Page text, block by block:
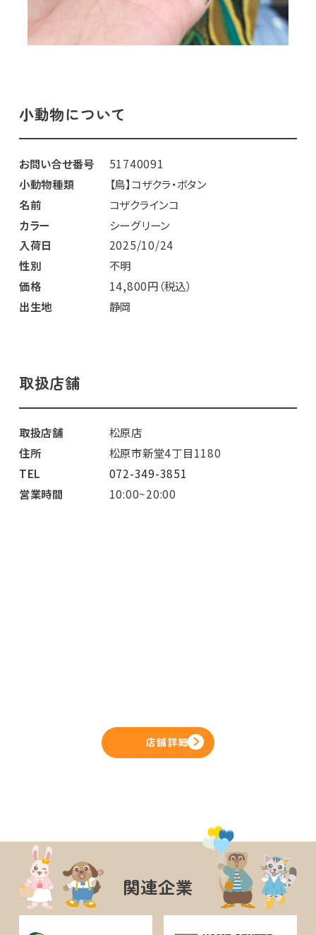
小動物について
お問い合せ番号
51740091
小動物種類
【鳥】コザクラ・ボタン
名前
コザクラインコ
カラー
シーグリーン
入荷日
2025/10/24
性別
不明
価格
14,800円（税込）
出生地
静岡
取扱店舗
取扱店舗
松原店
住所
松原市新堂4丁目1180
TEL
072-349-3851
営業時間
10:00~20:00
店舗詳細
関連企業